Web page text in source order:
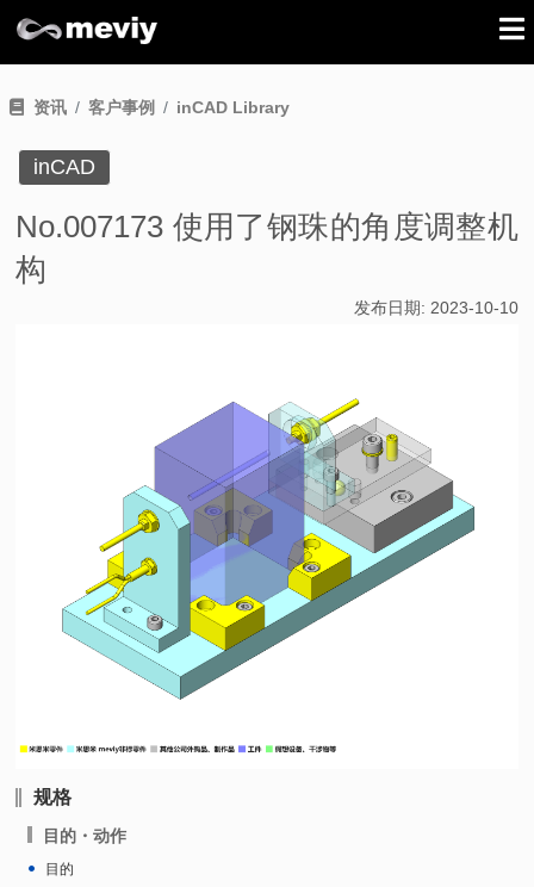
资讯 客户事例 inCAD Library
inCAD
No.007173 使用了钢珠的角度调整机
构
发布日期: 2023-10-10
规格
目的・动作
目的